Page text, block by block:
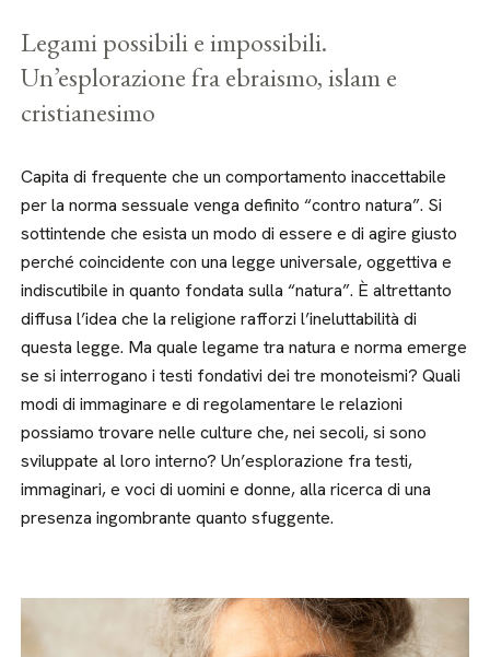
Legami possibili e impossibili.
Un’esplorazione fra ebraismo, islam e
cristianesimo
Capita di frequente che un comportamento inaccettabile
per la norma sessuale venga definito “contro natura”. Si
sottintende che esista un modo di essere e di agire giusto
perché coincidente con una legge universale, oggettiva e
indiscutibile in quanto fondata sulla “natura”. È altrettanto
diffusa l’idea che la religione rafforzi l’ineluttabilità di
questa legge. Ma quale legame tra natura e norma emerge
se si interrogano i testi fondativi dei tre monoteismi? Quali
modi di immaginare e di regolamentare le relazioni
possiamo trovare nelle culture che, nei secoli, si sono
sviluppate al loro interno? Un’esplorazione fra testi,
immaginari, e voci di uomini e donne, alla ricerca di una
presenza ingombrante quanto sfuggente.